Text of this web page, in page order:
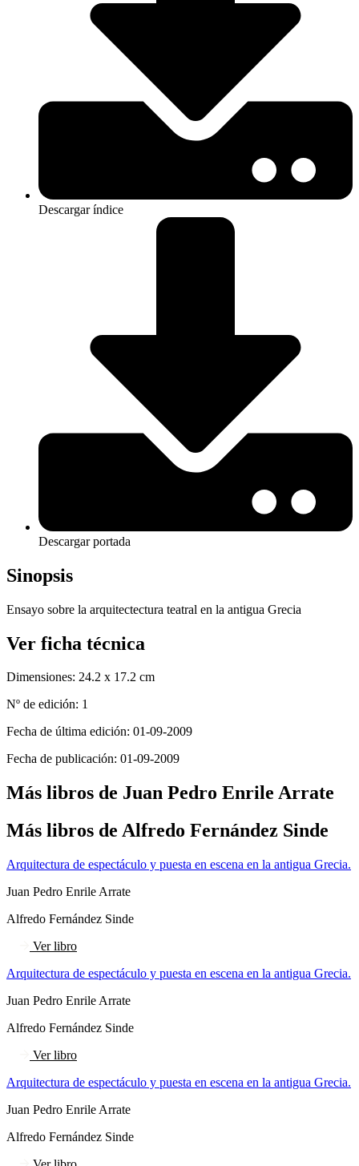
Descargar índice
Descargar portada
Sinopsis
Ensayo sobre la arquitectectura teatral en la antigua Grecia
Ver ficha técnica
Dimensiones: 24.2 x 17.2 cm
Nº de edición: 1
Fecha de última edición: 01-09-2009
Fecha de publicación: 01-09-2009
Más libros de Juan Pedro Enrile Arrate
Más libros de Alfredo Fernández Sinde
Arquitectura de espectáculo y puesta en escena en la antigua Grecia.
Juan Pedro Enrile Arrate
Alfredo Fernández Sinde
Ver libro
Arquitectura de espectáculo y puesta en escena en la antigua Grecia.
Juan Pedro Enrile Arrate
Alfredo Fernández Sinde
Ver libro
Arquitectura de espectáculo y puesta en escena en la antigua Grecia.
Juan Pedro Enrile Arrate
Alfredo Fernández Sinde